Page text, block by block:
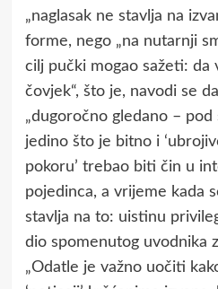
„naglasak ne stavlja na
forme, nego „na nutarnji
cilj pučki mogao sažeti: da
čovjek“, što je, navodi se
„dugoročno gledano –
jedino što je bitno i
pokoru’ trebao biti čin u
pojedinca, a vrijeme kada
stavlja na to: uistinu
dio spomenutog uvodnika
„Odatle je važno uočiti